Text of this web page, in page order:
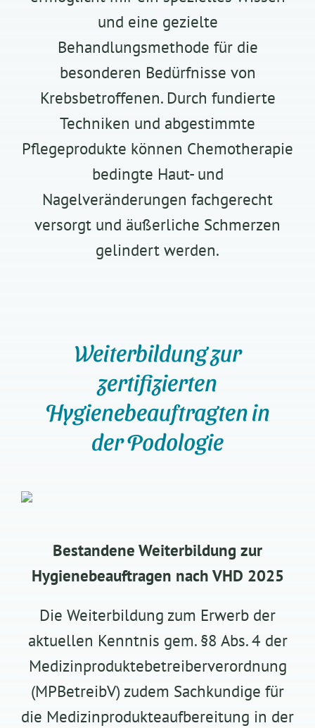
und eine gezielte
Behandlungsmethode für die
besonderen Bedürfnisse von
Krebsbetroffenen. Durch fundierte
Techniken und abgestimmte
Pflegeprodukte können Chemotherapie
bedingte Haut- und
Nagelveränderungen fachgerecht
versorgt und äußerliche Schmerzen
gelindert werden.
Weiterbildung zur
zertifizierten
Hygienebeauftragten in
der Podologie
Bestandene Weiterbildung zur
Hygienebeauftragen nach VHD 2025
Die Weiterbildung zum Erwerb der
aktuellen Kenntnis gem. §8 Abs. 4 der
Medizinproduktebetreiberverordnung
(MPBetreibV) zudem Sachkundige für
die Medizinprodukteaufbereitung in der